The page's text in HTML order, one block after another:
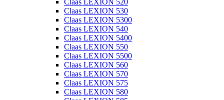
Claas LEXION 520
Claas LEXION 530
Claas LEXION 5300
Claas LEXION 540
Claas LEXION 5400
Claas LEXION 550
Claas LEXION 5500
Claas LEXION 560
Claas LEXION 570
Claas LEXION 575
Claas LEXION 580